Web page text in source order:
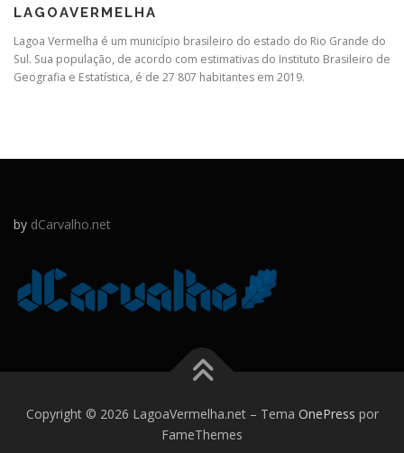
LAGOAVERMELHA
Lagoa Vermelha é um município brasileiro do estado do Rio Grande do
Sul. Sua população, de acordo com estimativas do Instituto Brasileiro de
Geografia e Estatística, é de 27 807 habitantes em 2019.
by dCarvalho.net
Copyright © 2026 LagoaVermelha.net – Tema OnePress por
FameThemes